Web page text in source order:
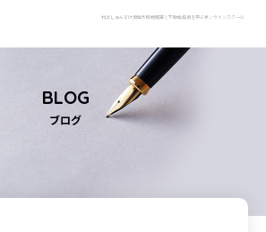
村上しゅんすけ資産形成戦略室｜不動産投資を学ぶオンラインスクール
BLOG
ブログ